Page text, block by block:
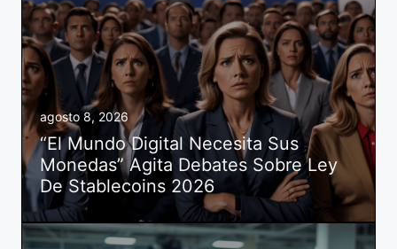
agosto 8, 2026
“El Mundo Digital Necesita Sus
Monedas” Agita Debates Sobre Ley
De Stablecoins 2026